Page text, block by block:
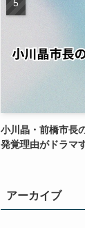
小川晶・前橋市長
発覚理由がドラマ
アーカイブ